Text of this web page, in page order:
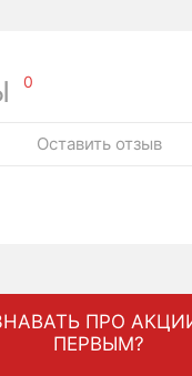
0
Оставить отзыв
нет ни одного
ПРО
ПЕРВЫМ?